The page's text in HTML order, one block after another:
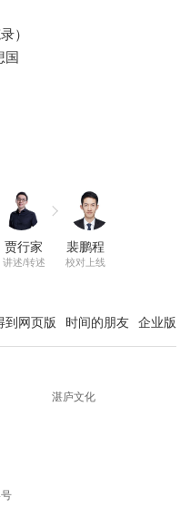
）
贾行家
讲述/转述
裴鹏程
校对上线
到网页版 时间的朋友 企业版
湛庐文化